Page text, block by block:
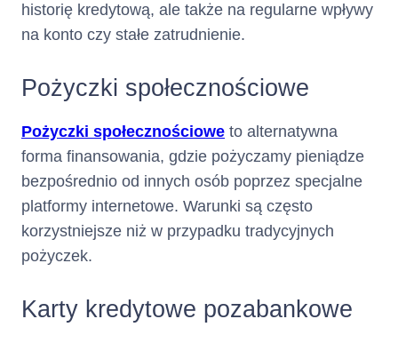
Rodzaj kredytu : Karta Kredytowa
(Kredyt
konsumencki w ramach limitu
kredytowej)
Całkowita
kwota kredytu
Maksymalna kwota/suma (jeżeli
nie przewidziano maksymalnej
pieniężnych, które zostaną
Panu/Pani udostępnione
10000zł
historię kredytową, ale także na regularne wpływy
na konto czy stałe zatrudnienie.
Pożyczki społecznościowe
Pożyczki społecznościowe to alternatywna
forma finansowania, gdzie pożyczamy pieniądze
bezpośrednio od innych osób poprzez specjalne
platformy internetowe. Warunki są często
korzystniejsze niż w przypadku tradycyjnych
pożyczek.
Karty kredytowe pozabankowe